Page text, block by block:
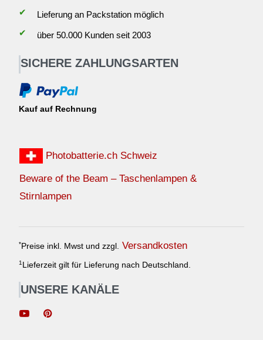
✔
Lieferung an Packstation möglich
✔
über 50.000 Kunden seit 2003
SICHERE ZAHLUNGSARTEN
Kauf auf Rechnung
Photobatterie.ch Schweiz
Beware of the Beam – Taschenlampen &
Stirnlampen
* Preise inkl. Mwst und zzgl. Versandkosten
1 Lieferzeit gilt für Lieferung nach Deutschland.
UNSERE KANÄLE